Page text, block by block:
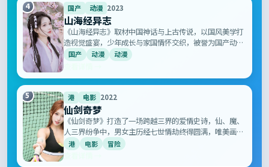
4 国产 动漫 2023
山海经异志
《山海经异志》取材中国神话与上古传说，以国风美学打
造视觉盛宴，少年成长与家国情怀交织，被誉为国产动漫
的诚意之作，让 80 后 90 后看到童年再次发光。
国产 动漫 动漫
查看详情 →
5 港 电影 2022
仙剑奇梦
《仙剑奇梦》打造了一场跨越三界的爱情史诗，仙、魔、
人三界纷争中，男女主历经七世情劫终得圆满，唯美画面
与悲壮配乐令人记忆深刻。
港 电影 冒险
查看详情 →